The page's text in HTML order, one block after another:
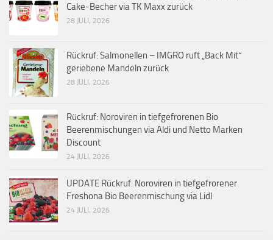
Cake-Becher via TK Maxx zurück
28 JULI, 2026
Rückruf: Salmonellen – IMGRO ruft „Back Mit“
geriebene Mandeln zurück
28 JULI, 2026
Rückruf: Noroviren in tiefgefrorenen Bio
Beerenmischungen via Aldi und Netto Marken
Discount
24 JULI, 2026
UPDATE Rückruf: Noroviren in tiefgefrorener
Freshona Bio Beerenmischung via Lidl
24 JULI, 2026